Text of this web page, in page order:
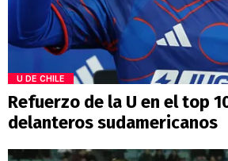
U DE CHILE
Refuerzo de la U en el top
delanteros sudamericanos